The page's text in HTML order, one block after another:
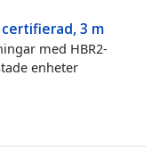
3 m
med HBR2-
enheter